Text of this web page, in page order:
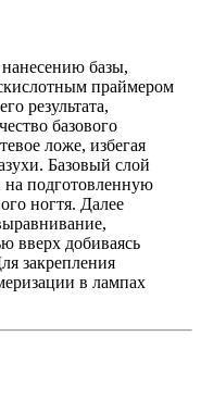
базы,
праймером
результата,
базового
ложе, избегая
Базовый слой
подготовленную
ногтя. Далее
вверх добиваясь
закрепления
в лампах